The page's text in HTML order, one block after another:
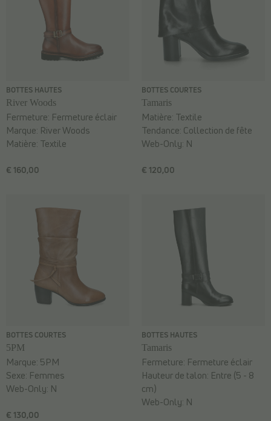
BOTTES HAUTES
River Woods
€ 160,00
Fermeture: Fermeture éclair
Marque: River Woods
Matière: Textile
BOTTES COURTES
Tamaris
€ 120,00
Matière: Textile
Tendance: Collection de fête
Web-Only: N
BOTTES COURTES
5PM
€ 130,00
Marque: 5PM
Sexe: Femmes
Web-Only: N
BOTTES HAUTES
Tamaris
Fermeture: Fermeture éclair
Hauteur de talon: Entre (5 - 8
cm)
Web-Only: N